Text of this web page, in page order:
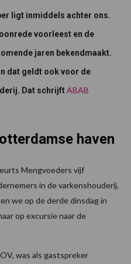
ligt inmiddels achter ons.
voorleest en de
jaren bekendmaakt.
dat geldt ook voor de
Dat schrijftABAB
haven
Mengvoeders vijf
in de varkenshouderij.
we op de derde dinsdag in
op excursie naar de
was als gastspreker